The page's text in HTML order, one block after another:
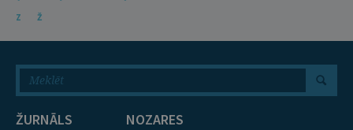
Z
Ž
ŽURNĀLS
NOZARES